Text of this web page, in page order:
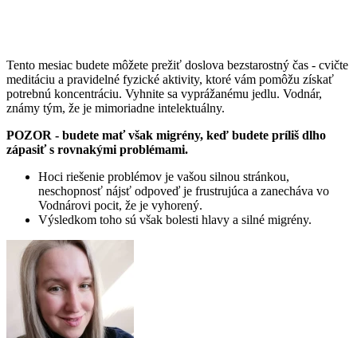
Tento mesiac budete môžete prežiť doslova bezstarostný čas - cvičte
meditáciu a pravidelné fyzické aktivity, ktoré vám pomôžu získať
potrebnú koncentráciu. Vyhnite sa vyprážanému jedlu. Vodnár,
známy tým, že je mimoriadne intelektuálny.
POZOR - budete mať však migrény, keď budete príliš dlho
zápasiť s rovnakými problémami.
Hoci riešenie problémov je vašou silnou stránkou,
neschopnosť nájsť odpoveď je frustrujúca a zanecháva vo
Vodnárovi pocit, že je vyhorený.
Výsledkom toho sú však bolesti hlavy a silné migrény.